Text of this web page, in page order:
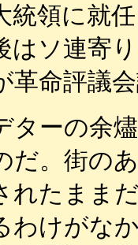
統領に就
はソ連寄
革命評議
ターの余
だ。街の
れたまま
わけがな